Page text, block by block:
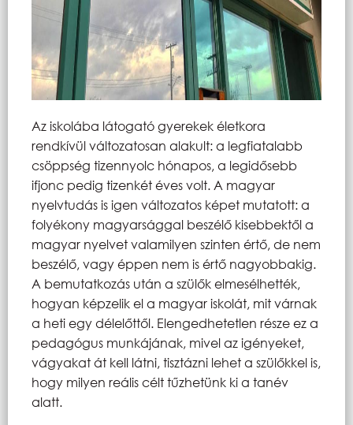
Az iskolába látogató gyerekek életkora
rendkívül változatosan alakult: a legfiatalabb
csöppség tizennyolc hónapos, a legidősebb
ifjonc pedig tizenkét éves volt. A magyar
nyelvtudás is igen változatos képet mutatott: a
folyékony magyarsággal beszélő kisebbektől a
magyar nyelvet valamilyen szinten értő, de nem
beszélő, vagy éppen nem is értő nagyobbakig.
A bemutatkozás után a szülők elmesélhették,
hogyan képzelik el a magyar iskolát, mit várnak
a heti egy délelőttől. Elengedhetetlen része ez a
pedagógus munkájának, mivel az igényeket,
vágyakat át kell látni, tisztázni lehet a szülőkkel is,
hogy milyen reális célt tűzhetünk ki a tanév
alatt.